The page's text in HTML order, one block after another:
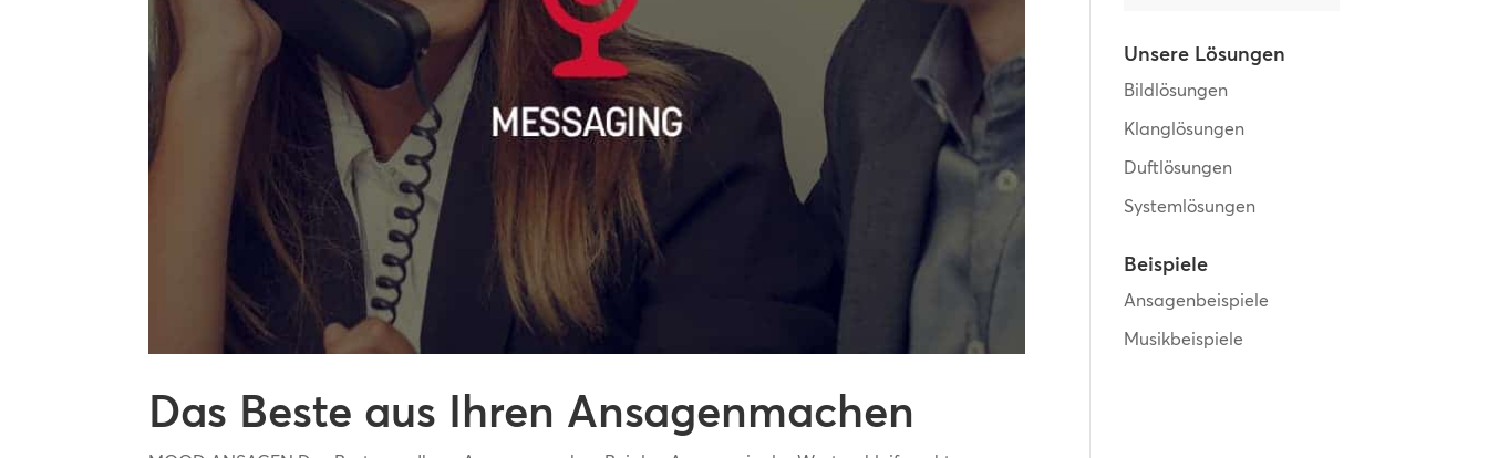
Das Beste aus Ihren Ansagenmachen
Unsere Lösungen
Bildlösungen
Klanglösungen
Duftlösungen
Systemlösungen
Beispiele
Ansagenbeispiele
Musikbeispiele